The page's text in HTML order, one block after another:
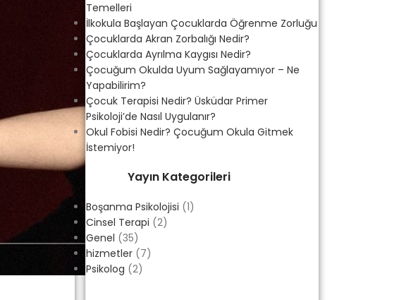
Temelleri
İlkokula Başlayan Çocuklarda Öğrenme Zorluğu
Çocuklarda Akran Zorbalığı Nedir?
Çocuklarda Ayrılma Kaygısı Nedir?
Çocuğum Okulda Uyum Sağlayamıyor – Ne
Yapabilirim?
Çocuk Terapisi Nedir? Üsküdar Primer
Psikoloji’de Nasıl Uygulanır?
Okul Fobisi Nedir? Çocuğum Okula Gitmek
İstemiyor!
Yayın Kategorileri
Boşanma Psikolojisi (1)
Cinsel Terapi (2)
Genel (35)
hizmetler (7)
Psikolog (2)